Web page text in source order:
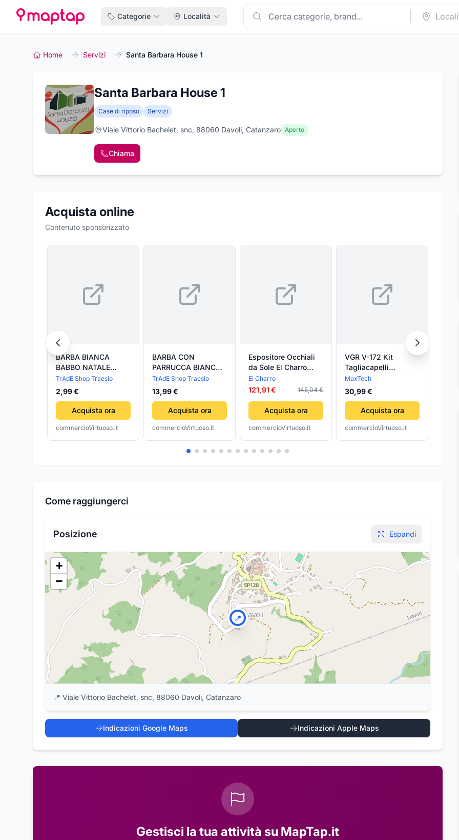
Categorie Località
Home Servizi Santa Barbara House 1
Santa Barbara House 1
Case di riposo Servizi
Viale Vittorio Bachelet, snc, 88060 Davoli, Catanzaro Aperto
Chiama
Acquista online
Contenuto sponsorizzato
BARBA BIANCA
BABBO NATALE
REALISTICA
ACCESSORIO
VESTITO SANTA
CLAUS TAGLIA
UNICA
TrAdE Shop Traesio
2,99 €
Acquista ora
commercioVirtuoso.it
BARBA CON
PARRUCCA BIANCA
BABBO NATALE PER
VESTITO SANTA
CLAUS TAGLIA
UNICA
TrAdE Shop Traesio
13,99 €
Acquista ora
commercioVirtuoso.it
Espositore Occhiali
da Sole El Charro
Santa Barbara 8
Pezzi
El Charro
121,91 € 145,04 €
Acquista ora
commercioVirtuoso.it
VGR V-172 Kit
Tagliacapelli
Professionale
Trimmer Barber
Rasoio Barba
MaxTech
30,99 €
Acquista ora
commercioVirtuoso.it
Come raggiungerci
Posizione Espandi
📍
+
−
📍 Viale Vittorio Bachelet, snc, 88060 Davoli, Catanzaro
Indicazioni Google Maps Indicazioni Apple Maps
Gestisci la tua attività su MapTap.it